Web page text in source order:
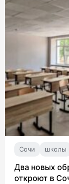
Сочи школы
Два новых
откроют в